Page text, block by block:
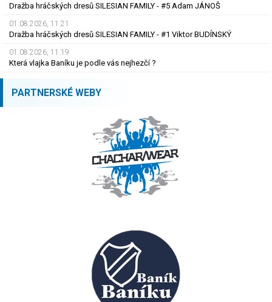
Dražba hráčských dresů SILESIAN FAMILY - #5 Adam JÁNOŠ
01.08.2026, 11.21
Dražba hráčských dresů SILESIAN FAMILY - #1 Viktor BUDÍNSKÝ
01.08.2026, 11.19
Která vlajka Baníku je podle vás nejhezčí ?
PARTNERSKÉ WEBY